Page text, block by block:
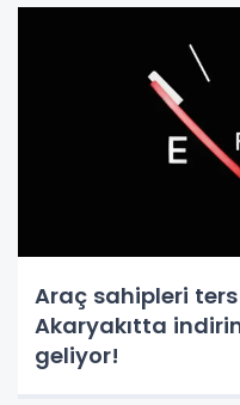
Araç sahipleri
Akaryakıtta
geliyor!